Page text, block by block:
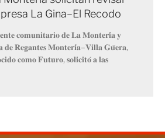
La Gina–El Recodo
𝐜𝐨𝐦𝐮𝐧𝐢𝐭𝐚𝐫𝐢𝐨 𝐝𝐞 𝐋𝐚 𝐌𝐨𝐧𝐭𝐞𝐫𝐢́𝐚 𝐲
𝐝𝐞 𝐑𝐞𝐠𝐚𝐧𝐭𝐞𝐬 𝐌𝐨𝐧𝐭𝐞𝐫𝐢́𝐚–𝐕𝐢𝐥𝐥𝐚 𝐆𝐮̈𝐞𝐫𝐚,
𝐜𝐨𝐦𝐨 𝐅𝐮𝐭𝐮𝐫𝐨, 𝐬𝐨𝐥𝐢𝐜𝐢𝐭𝐨́ 𝐚 𝐥𝐚𝐬